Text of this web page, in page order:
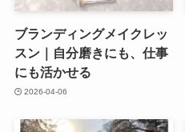
ブランディングメイクレッ
スン｜自分磨きにも、仕事
にも活かせる
2026-04-06